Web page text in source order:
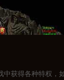
获得各种特权，